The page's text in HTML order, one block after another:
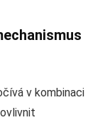
v kombinaci